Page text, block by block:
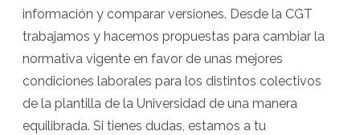
información y comparar versiones. Desde la CGT
trabajamos y hacemos propuestas para cambiar la
normativa vigente en favor de unas mejores
condiciones laborales para los distintos colectivos
de la plantilla de la Universidad de una manera
equilibrada. Si tienes dudas, estamos a tu